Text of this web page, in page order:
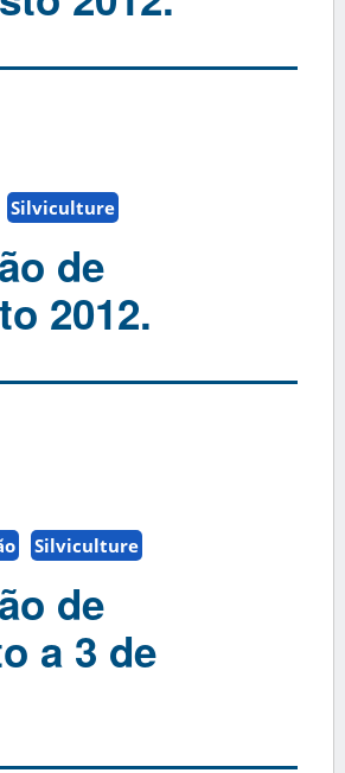
Silviculture
de
2012.
Silviculture
de
a 3 de